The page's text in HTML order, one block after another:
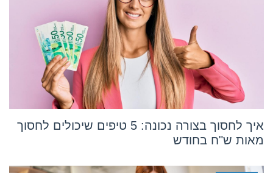
איך לחסוך בצורה נכונה: 5 טיפים שיכולים לחסוך
מאות ש"ח בחודש